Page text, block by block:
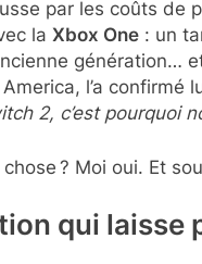
par les coûts de
la Xbox One : un
génération…
l’a confirmé
2, c’est pourquoi
? Moi oui. Et
qui laisse